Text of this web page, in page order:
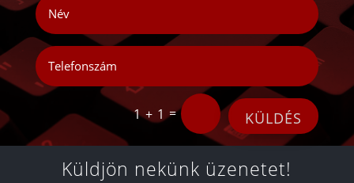
1 + 1 = KÜLDÉS
Küldjön nekünk üzenetet!